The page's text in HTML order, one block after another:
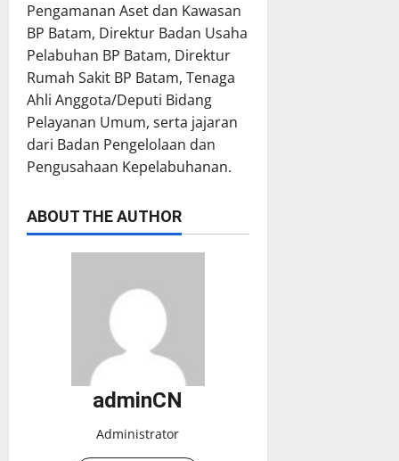
Pengamanan Aset dan Kawasan
BP Batam, Direktur Badan Usaha
Pelabuhan BP Batam, Direktur
Rumah Sakit BP Batam, Tenaga
Ahli Anggota/Deputi Bidang
Pelayanan Umum, serta jajaran
dari Badan Pengelolaan dan
Pengusahaan Kepelabuhanan.
ABOUT THE AUTHOR
adminCN
Administrator